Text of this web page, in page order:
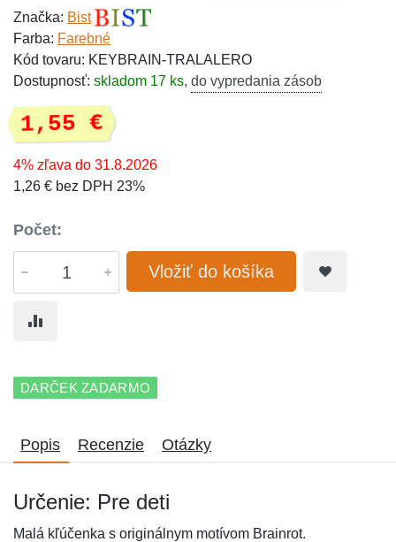
Značka: Bist
Farba: Farebné
Kód tovaru: KEYBRAIN-TRALALERO
Dostupnosť: skladom 17 ks, do vypredania zásob
1,55 €
4% zľava do 31.8.2026
1,26 € bez DPH 23%
Počet:
Vložiť do košíka
DARČEK ZADARMO
Popis Recenzie Otázky
Určenie: Pre deti
Malá kľúčenka s originálnym motívom Brainrot.